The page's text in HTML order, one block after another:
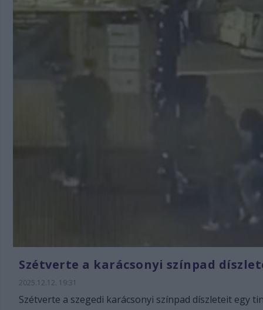
Szétverte a karácsonyi színpad
2025.12.12. 19:31
Szétverte a szegedi karácsonyi színpad díszleteit egy